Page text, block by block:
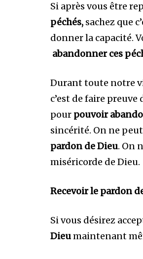
Si après vous être
péchés, sachez que
donner la capacité.
abandonner ces
Durant toute notre
c’est de faire
pour pouvoir
sincérité. On ne
pardon de Dieu. On
miséricorde de Dieu.
Recevoir le pardon
Si vous désirez
Dieumaintenant